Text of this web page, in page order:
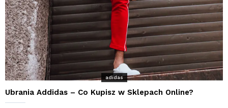
adidas
Ubrania Addidas – Co Kupisz w Sklepach Online?